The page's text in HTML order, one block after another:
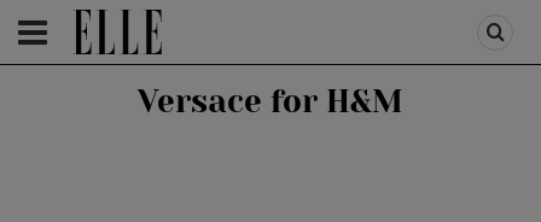
HOMEPAGE /FASHION
Versace for H&M